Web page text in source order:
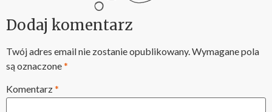
Dodaj komentarz
Twój adres email nie zostanie opublikowany.Wymagane pola
są oznaczone*
Komentarz*